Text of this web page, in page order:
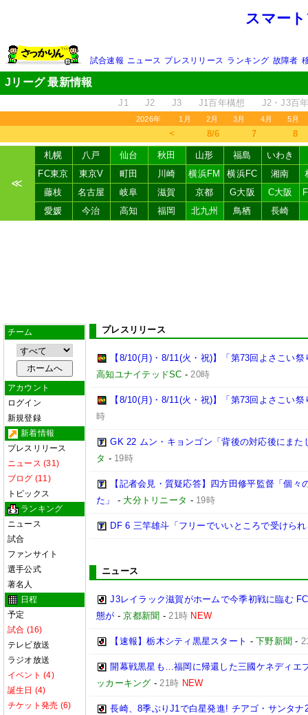
スマー
試合速報 ニュース プレスリリース ランキング 故障者
Jリーグ 最新情報
J1 J2 J3 J1百年構想 J2・J3百
2026年 1月 2月 3月 4月 5月
＜ 8/6 7 8
≪
札幌 八戸 仙台 秋田 山形 福島
いわき
FC東京
東京V 町田 川崎 横浜FM 横浜FC 湘南
藤枝
名古屋 岐阜 滋賀 京都 G大阪 C大阪
愛媛
今治 高知 福岡 北九州 鳥栖 長崎
チーム
アカウント
ログイン
新規登録
新着情報
プレスリリース
ニュース (31)
ブログ (11)
トピックス
ランキング
ニュース
試合
ファンサイト
選手公式
著名人
日程
予定
試合 (16)
テレビ放送
ラジオ放送
イベント (4)
誕生日 (4)
チケット発売 (6)
プレスリリース
【8/10(月)・8/11(火・祝)】「第73回よさこい
高知ユナイテッドSC -20時
【8/10(月)・8/11(火・祝)】「第73回よさこい
時
GK 22 ムン・キョンゴン「背後の対応後にま
タ - 19時
【記者会見・質疑応答】四方田修平監督「個
た」
- 大分トリニータ - 19時
DF 6 三竿雄斗「フリーでいいところで受けら
ニュース
J3レイラック滋賀がホームで今季初戦に臨む
態が -京都新聞 -21時 NEW
【速報】栃木シティ黒星スタート -下野新聞 -
開幕戦黒星も…福岡に帰還した三國ケネディエ
ッカーキング -21時 NEW
長崎、8季ぶりJ1で白星発進! チアゴ・サンタ